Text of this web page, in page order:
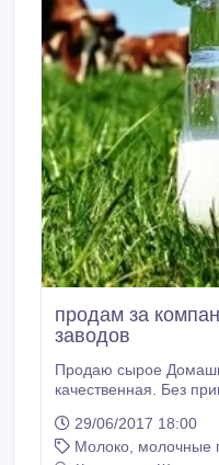
продам за
заводов
Продаю сырое
качественная. Без
ветеринарные справки
литр 200 тенге с
29/06/2017 18:00
Молоко, молочные